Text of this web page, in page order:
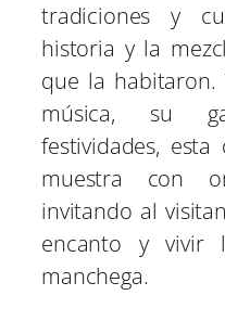
tradiciones y
historia y la
que la habitaron.
música, su
festividades,
muestra con
invitando al
encanto y vivir
manchega.